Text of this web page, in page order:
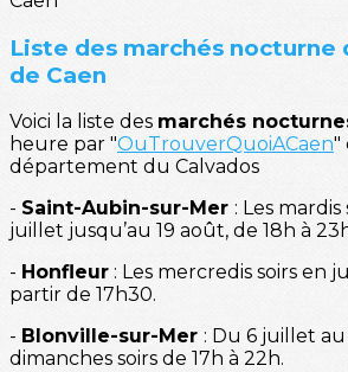
Liste des marchés nocturne
de Caen
Voici la liste des marchés
heure par "OuTrouverQuoiACaen"
département du Calvados
- Saint-Aubin-sur-Mer : Les
juillet jusqu’au 19 août, de 18h à
- Honfleur : Les mercredis soirs en
partir de 17h30.
- Blonville-sur-Mer : Du 6 juillet
dimanches soirs de 17h à 22h.